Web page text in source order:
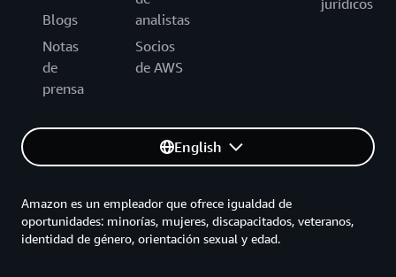
Blogs
Notas
de
prensa
analistas
Socios
de AWS
jurídicos
English
Amazon es un empleador que ofrece igualdad de
oportunidades: minorías, mujeres, discapacitados, veteranos,
identidad de género, orientación sexual y edad.